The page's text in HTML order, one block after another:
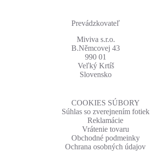
Prevádzkovateľ
Miviva s.r.o.
B.Němcovej 43
990 01
Veľký Krtíš
Slovensko
COOKIES SÚBORY
Súhlas so zverejnením fotiek
Reklamácie
Vrátenie tovaru
Obchodné podmeinky
Ochrana osobných údajov